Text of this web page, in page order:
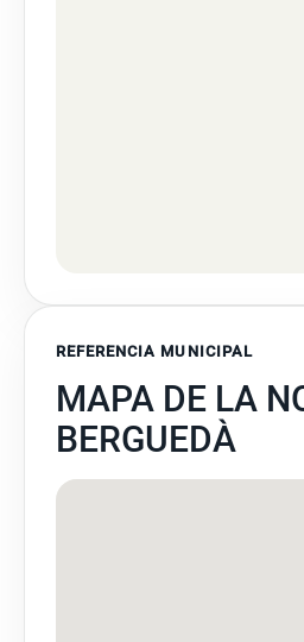
REFERENCIA MUNICIPAL
MAPA DE LA
BERGUEDÀ